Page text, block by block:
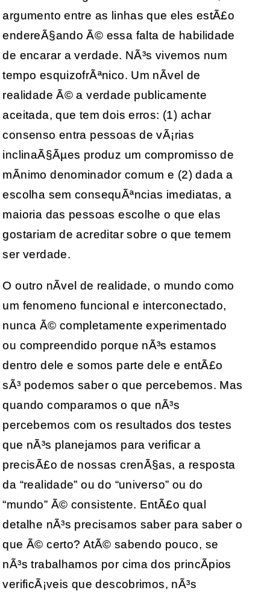
argumento entre as linhas que eles estÃ£o
endereÃ§ando Ã© essa falta de habilidade
de encarar a verdade. NÃ³s vivemos num
tempo esquizofrÃªnico. Um nÃ­vel de
realidade Ã© a verdade publicamente
aceitada, que tem dois erros: (1) achar
consenso entra pessoas de vÃ¡rias
inclinaÃ§Ãµes produz um compromisso de
mÃ­nimo denominador comum e (2) dada a
escolha sem consequÃªncias imediatas, a
maioria das pessoas escolhe o que elas
gostariam de acreditar sobre o que temem
ser verdade.
O outro nÃ­vel de realidade, o mundo como
um fenomeno funcional e interconectado,
nunca Ã© completamente experimentado
ou compreendido porque nÃ³s estamos
dentro dele e somos parte dele e entÃ£o
sÃ³ podemos saber o que percebemos. Mas
quando comparamos o que nÃ³s
percebemos com os resultados dos testes
que nÃ³s planejamos para verificar a
precisÃ£o de nossas crenÃ§as, a resposta
da “realidade” ou do “universo” ou do
“mundo” Ã© consistente. EntÃ£o qual
detalhe nÃ³s precisamos saber para saber o
que Ã© certo? AtÃ© sabendo pouco, se
nÃ³s trabalhamos por cima dos princÃ­pios
verificÃ¡veis que descobrimos, nÃ³s